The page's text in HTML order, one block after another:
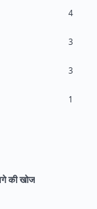
4
3
3
1
की खोज